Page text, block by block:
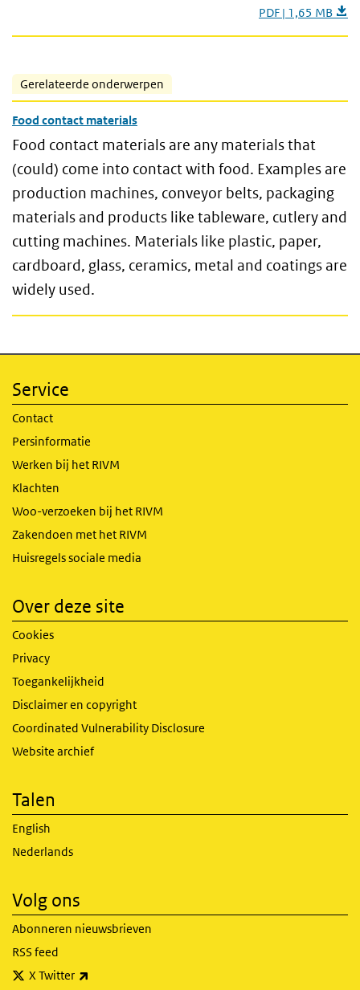
PDF | 1,65 MB
Gerelateerde onderwerpen
Food contact materials
Food contact materials are any materials that
(could) come into contact with food. Examples are
production machines, conveyor belts, packaging
materials and products like tableware, cutlery and
cutting machines. Materials like plastic, paper,
cardboard, glass, ceramics, metal and coatings are
widely used.
Service
Contact
Persinformatie
Werken bij het RIVM
Klachten
Woo-verzoeken bij het RIVM
Zakendoen met het RIVM
Huisregels sociale media
Over deze site
Cookies
Privacy
Toegankelijkheid
Disclaimer en copyright
Coordinated Vulnerability Disclosure
Website archief
Talen
English
Nederlands
Volg ons
Abonneren nieuwsbrieven
RSS feed
X Twitter